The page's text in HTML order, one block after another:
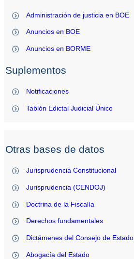
Administración de justicia en BOE
Anuncios en BOE
Anuncios en BORME
Suplementos
Notificaciones
Tablón Edictal Judicial Único
Otras bases de datos
Jurisprudencia Constitucional
Jurisprudencia (CENDOJ)
Doctrina de la Fiscalía
Derechos fundamentales
Dictámenes del Consejo de Estado
Abogacía del Estado